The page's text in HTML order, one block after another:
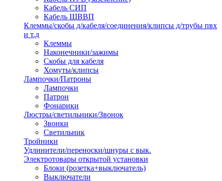
Кабель СИП
Кабель ШВВП
Клеммы/скобы д/кабеля/соединения/клипсы д/трубы пвх
и т.д
Клеммы
Наконечники/зажимы
Скобы для кабеля
Хомуты/клипсы
Лампочки/Патроны
Лампочки
Патрон
Фонарики
Люстры/светильники/Звонок
Звонки
Светильник
Тройники
Удлинители/переноски/шнуры с вык.
Электротовары открытой установки
Блоки (розетка+выключатель)
Выключатели